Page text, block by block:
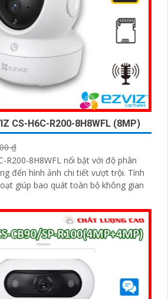
CS-H6C-R200-8H8WFL (8MP)
₫
R200-8H8WFL nổi bật với độ phân
đến hình ảnh chi tiết vượt trội. Tính
giúp bao quát toàn bộ không gian